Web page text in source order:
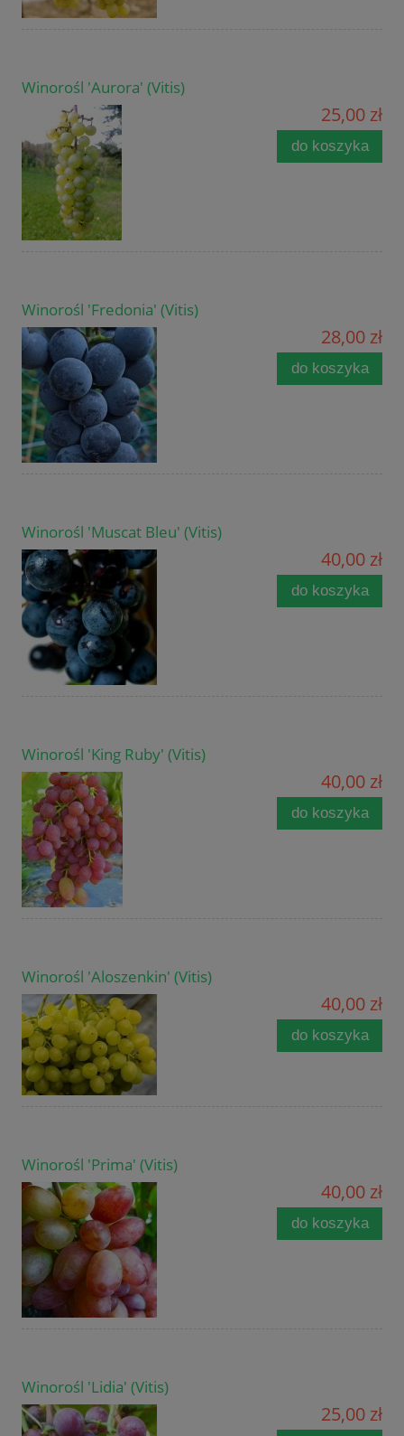
Winorośl 'Aurora' (Vitis)
25,00 zł
do koszyka
Winorośl 'Fredonia' (Vitis)
28,00 zł
do koszyka
Winorośl 'Muscat Bleu' (Vitis)
40,00 zł
do koszyka
Winorośl 'King Ruby' (Vitis)
40,00 zł
do koszyka
Winorośl 'Aloszenkin' (Vitis)
40,00 zł
do koszyka
Winorośl 'Prima' (Vitis)
40,00 zł
do koszyka
Winorośl 'Lidia' (Vitis)
25,00 zł